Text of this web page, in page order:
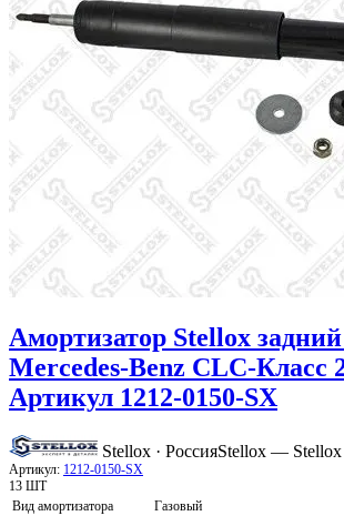
Амортизатор Stellox
Mercedes-Benz CLC-Класс
Артикул 1212-0150-SX
Stellox · РоссияStellox — Stellox
Артикул: 1212-0150-SX
13 ШТ
Вид амортизатора
Газовый